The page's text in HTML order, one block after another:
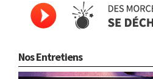
Nos Entretiens